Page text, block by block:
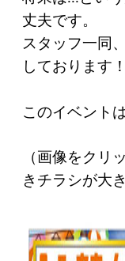
丈夫です。
スタッフ一同
しております！
このイベント
（画像をクリ
きチラシが大